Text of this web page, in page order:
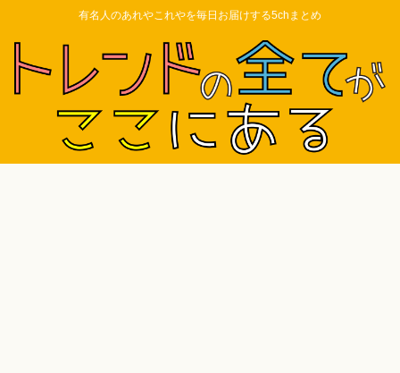
有名人のあれやこれやを毎日お届けする5chまとめ